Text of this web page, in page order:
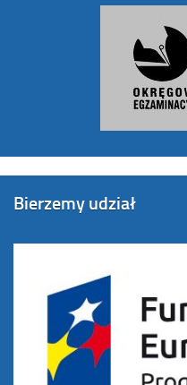
Bierzemy udział